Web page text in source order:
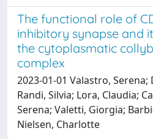
The functional role of
inhibitory synapse and
the cytoplasmatic
complex
2023-01-01 Valastro, Serena;
Randi, Silvia; Lora, Claudia;
Serena; Valetti, Giorgia;
Nielsen, Charlotte